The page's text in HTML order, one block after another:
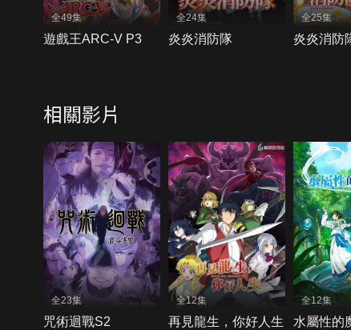
全49集
遊戲王ARC-V P3
全24集
炎炎消防隊
全25集
炎炎消防
相關影片
全23集
咒術迴戰S2
全12集
再見龍生，你好人生
全12集
水屬性的